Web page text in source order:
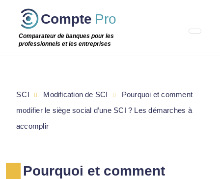
Passer
étape
Compte Pro
Comparateur de banques pour les
professionnels et les entreprises
Pourquoi et comment
SCI Modification de SCI
Pourquoi et comment
modifier le siège social d’une SCI ? Les démarches à
accomplir